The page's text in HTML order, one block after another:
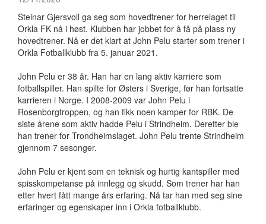
Steinar Gjersvoll ga seg som hovedtrener for herrelaget til
Orkla FK nå i høst. Klubben har jobbet for å få på plass ny
hovedtrener. Nå er det klart at John Pelu starter som trener i
Orkla Fotballklubb fra 5. januar 2021.
John Pelu er 38 år. Han har en lang aktiv karriere som
fotballspiller. Han spilte for Østers i Sverige, før han fortsatte
karrieren i Norge. I 2008-2009 var John Pelu i
Rosenborgtroppen, og han fikk noen kamper for RBK. De
siste årene som aktiv hadde Pelu i Strindheim. Deretter ble
han trener for Trondheimslaget. John Pelu trente Strindheim
gjennom 7 sesonger.
John Pelu er kjent som en teknisk og hurtig kantspiller med
spisskompetanse på innlegg og skudd. Som trener har han
etter hvert fått mange års erfaring. Nå tar han med seg sine
erfaringer og egenskaper inn i Orkla fotballklubb.